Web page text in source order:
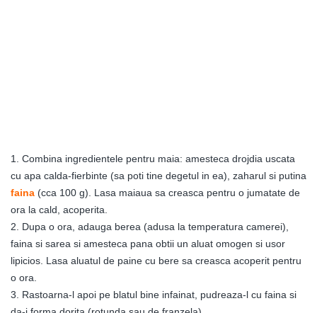
1. Combina ingredientele pentru maia: amesteca drojdia uscata
cu apa calda-fierbinte (sa poti tine degetul in ea), zaharul si putina
faina (cca 100 g). Lasa maiaua sa creasca pentru o jumatate de
ora la cald, acoperita.
2. Dupa o ora, adauga berea (adusa la temperatura camerei),
faina si sarea si amesteca pana obtii un aluat omogen si usor
lipicios. Lasa aluatul de paine cu bere sa creasca acoperit pentru
o ora.
3. Rastoarna-l apoi pe blatul bine infainat, pudreaza-l cu faina si